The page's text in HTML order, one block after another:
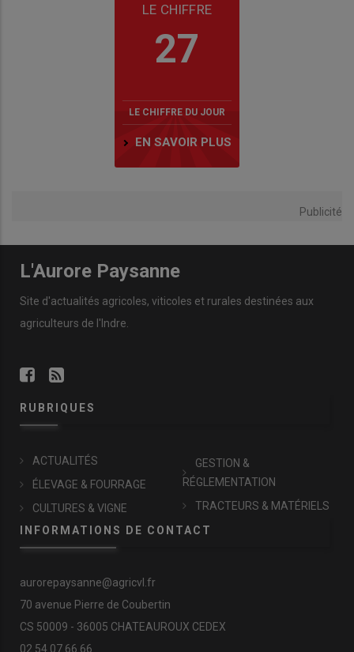
LE CHIFFRE
27
LE CHIFFRE DU JOUR
EN SAVOIR PLUS
Publicité
L'Aurore Paysanne
Site d'actualités agricoles, viticoles et rurales destinées aux
agriculteurs de l'Indre.
RUBRIQUES
ACTUALITÉS
ÉLEVAGE & FOURRAGE
CULTURES & VIGNE
GESTION &
RÉGLEMENTATION
TRACTEURS & MATÉRIELS
INFORMATIONS DE CONTACT
aurorepaysanne@agricvl.fr
70 avenue Pierre de Coubertin
CS 50009 - 36005 CHATEAUROUX CEDEX
02.54.07.66.66